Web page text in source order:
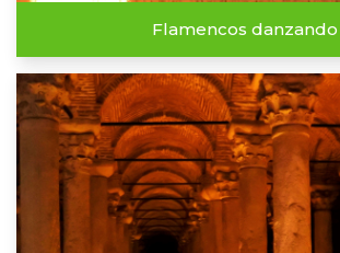
Flamencos danzando